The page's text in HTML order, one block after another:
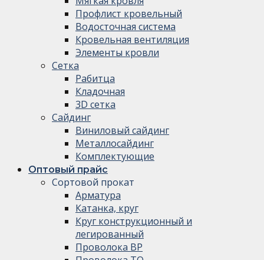
Профлист кровельный
Водосточная система
Кровельная вентиляция
Элементы кровли
Сетка
Рабитца
Кладочная
3D сетка
Сайдинг
Виниловый сайдинг
Металлосайдинг
Комплектующие
Оптовый прайс
Сортовой прокат
Арматура
Катанка, круг
Круг конструкционный и
легированный
Проволока ВР